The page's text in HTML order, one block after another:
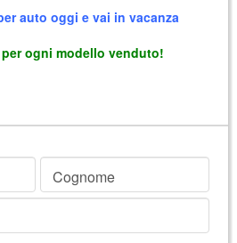
auto oggi e vai in vacanza
ogni modello venduto!
Cognome